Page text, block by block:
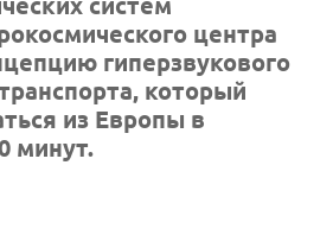
центра
гиперзвукового
который
из Европы в
минут.